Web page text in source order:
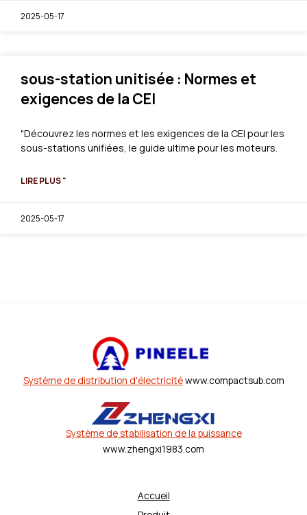
2025-05-17
sous-station unitisée : Normes et
exigences de la CEI
"Découvrez les normes et les exigences de la CEI pour les
sous-stations unifiées, le guide ultime pour les moteurs.
LIRE PLUS "
2025-05-17
Système de distribution d'électricitéwww.compactsub.com
Système de stabilisation de la puissance
www.zhengxi1983.com
Accueil